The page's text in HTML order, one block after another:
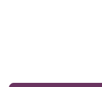
Sostenibilidad